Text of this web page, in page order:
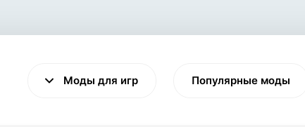
Моды для игр Популярные моды